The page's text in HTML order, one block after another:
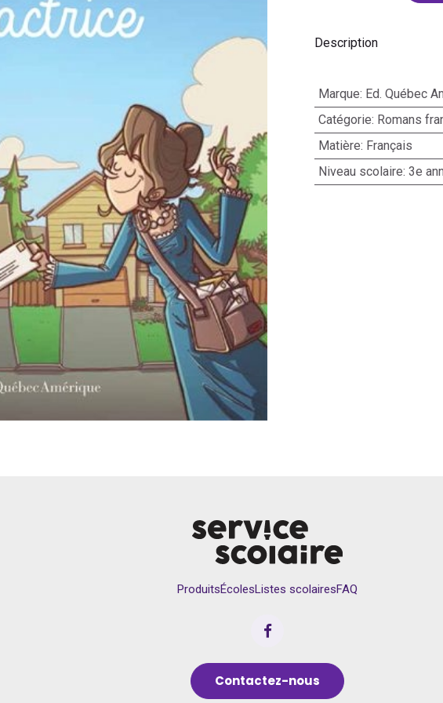
Description
Marque: Ed. Québec
Catégorie: Romans
Matière: Français
Niveau scolaire: 3e
ProduitsÉcolesListes scolairesFAQ
Contactez-nous